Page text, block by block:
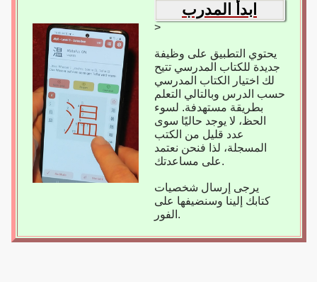
ابدأ المدرب
>
يحتوي التطبيق على وظيفة
جديدة للكتاب المدرسي تتيح
لك اختيار الكتاب المدرسي
حسب الدرس وبالتالي التعلم
بطريقة مستهدفة. لسوء
الحظ، لا يوجد حاليًا سوى
عدد قليل من الكتب
المسجلة، لذا فنحن نعتمد
على مساعدتك.
يرجى إرسال شخصيات
كتابك إلينا وسنضيفها على
الفور.